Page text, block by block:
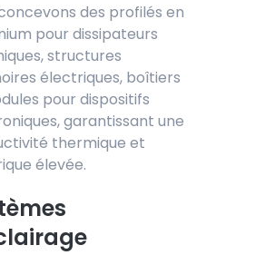
des profilés en
pour dissipateurs
structures
électriques, boîtiers
pour dispositifs
garantissant une
thermique et
élevée.